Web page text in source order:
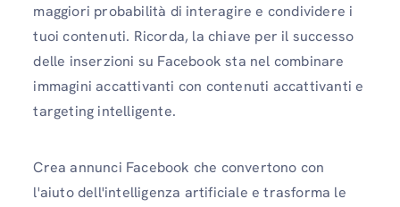
maggiori probabilità di interagire e condividere i
tuoi contenuti. Ricorda, la chiave per il successo
delle inserzioni su Facebook sta nel combinare
immagini accattivanti con contenuti accattivanti e
targeting intelligente.
Crea annunci Facebook che convertono con
l'aiuto dell'intelligenza artificiale e trasforma le